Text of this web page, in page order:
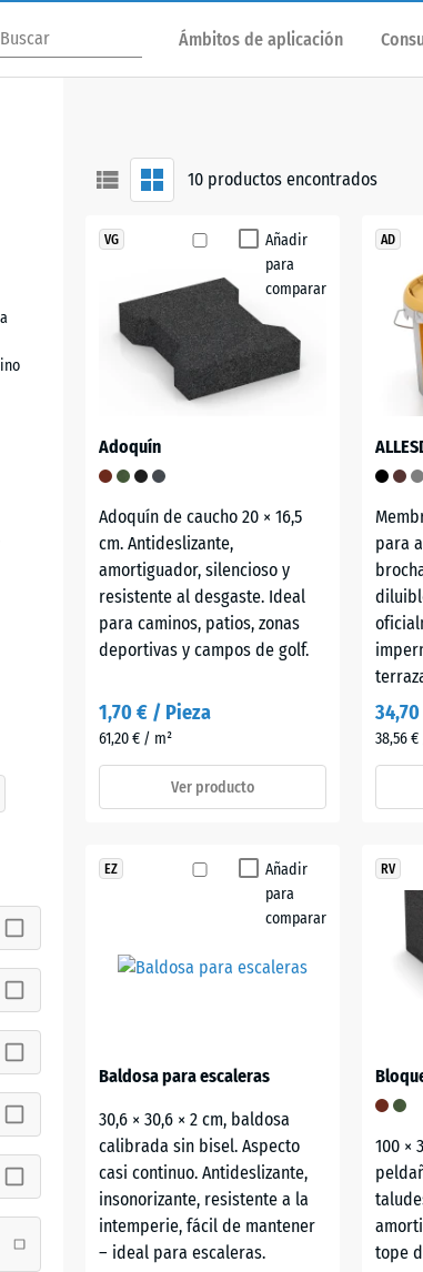
Ámbitos de aplicación
10productos encontrados
Añadir
para
comparar
VG
Adoquín
Adoquín de caucho 20 × 16,5
cm. Antideslizante,
amortiguador, silencioso y
resistente al desgaste. Ideal
para caminos, patios, zonas
deportivas y campos de golf.
1,70 € / Pieza
61,20 € / m²
Ver producto
AD
para
38,56
Añadir
para
comparar
EZ
Baldosa para escaleras
30,6 × 30,6 × 2 cm, baldosa
calibrada sin bisel. Aspecto
casi continuo. Antideslizante,
insonorizante, resistente a la
intemperie, fácil de mantener
– ideal para escaleras.
RV
100 ×
tope